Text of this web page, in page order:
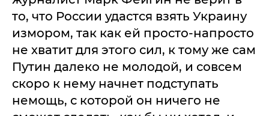
то, что России удастся взять Украину
измором, так как ей просто-напросто
не хватит для этого сил, к тому же сам
Путин далеко не молодой, и совсем
скоро к нему начнет подступать
немощь, с которой он ничего не